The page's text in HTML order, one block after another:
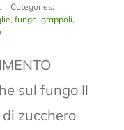
| Categories:
,fungo,grappoli,
sul fungo Il
zucchero